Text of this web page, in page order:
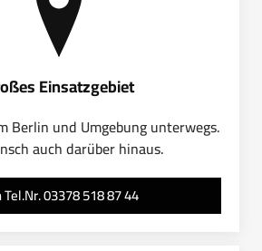
Einsatzgebiet
Berlin und Umgebung unterwegs.
auch darüber hinaus.
Tel.Nr. 03378 518 87 44